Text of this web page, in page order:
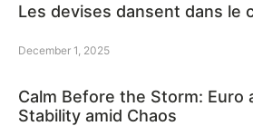
Les devises dansent dans le
December 1, 2025
Calm Before the Storm: Euro
Stability amid Chaos